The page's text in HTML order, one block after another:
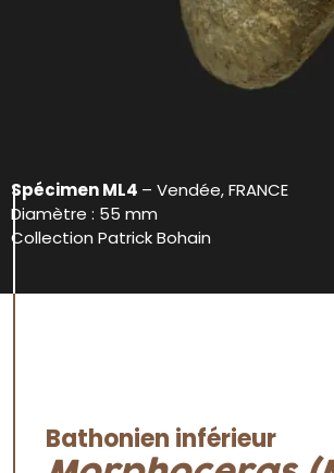
Spécimen ML4 – Vendée, FRANCE
Diamètre : 55 mm
Collection Patrick Bohain
Bathonien inférieur